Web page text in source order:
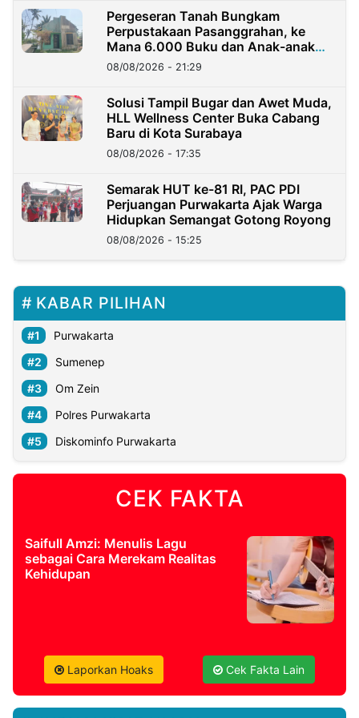
Pergeseran Tanah Bungkam
Perpustakaan Pasanggrahan, ke
Mana 6.000 Buku dan Anak-anak
Kini?
08/08/2026 - 21:29
Solusi Tampil Bugar dan Awet Muda,
HLL Wellness Center Buka Cabang
Baru di Kota Surabaya
08/08/2026 - 17:35
Semarak HUT ke-81 RI, PAC PDI
Perjuangan Purwakarta Ajak Warga
Hidupkan Semangat Gotong Royong
08/08/2026 - 15:25
KABAR PILIHAN
Purwakarta
Sumenep
Om Zein
Polres Purwakarta
Diskominfo Purwakarta
CEK FAKTA
Saifull Amzi: Menulis Lagu
sebagai Cara Merekam Realitas
Kehidupan
Laporkan Hoaks Cek Fakta Lain